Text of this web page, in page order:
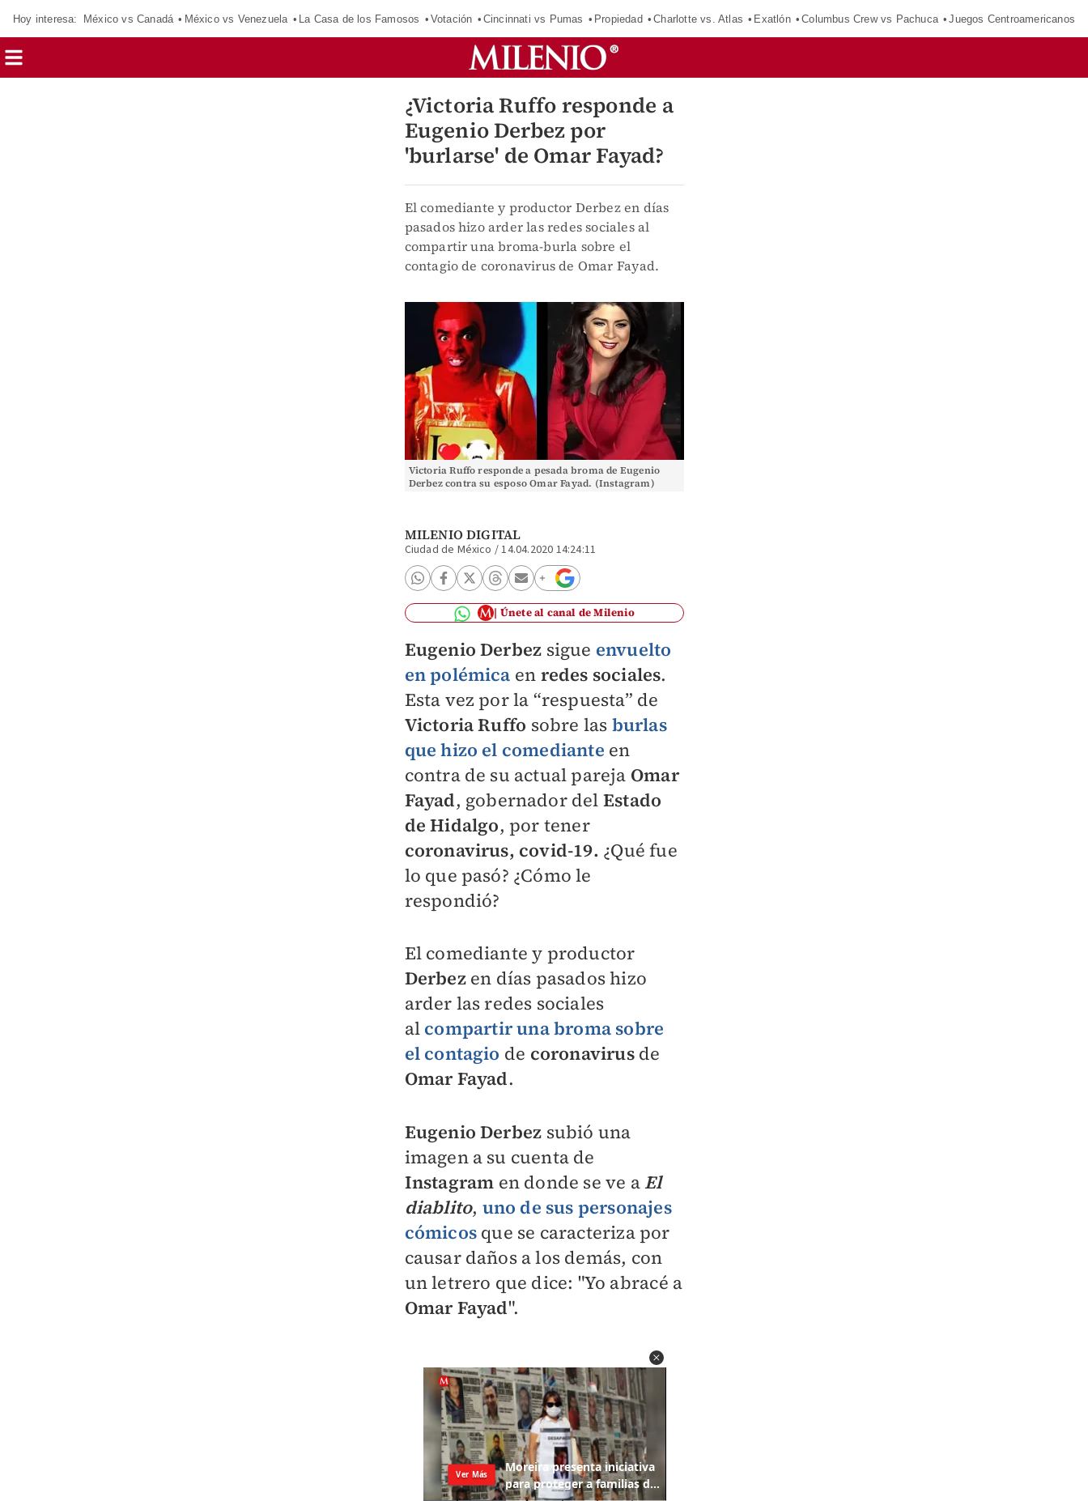
Hoy interesa: México vs Canadá México vs Venezuela La Casa de los Famosos Votación Cincinnati vs Pumas Propiedad Charlotte vs. Atlas Exatlón Columbus Crew vs Pachuca Juegos Centroamericanos
¿Victoria Ruffo responde a
Eugenio Derbez por
'burlarse' de Omar Fayad?
El comediante y productor Derbez en días
pasados hizo arder las redes sociales al
compartir una broma-burla sobre el
contagio de coronavirus de Omar Fayad.
Victoria Ruffo responde a pesada broma de Eugenio
Derbez contra su esposo Omar Fayad. (Instagram)
MILENIO DIGITAL
Ciudad de México /14.04.2020 14:24:11
Únete al canal de Milenio
Eugenio Derbez sigue envuelto
en polémica en redes sociales.
Esta vez por la “respuesta” de
Victoria Ruffo sobre las burlas
que hizo el comediante en
contra de su actual pareja Omar
Fayad, gobernador del Estado
de Hidalgo, por tener
coronavirus, covid-19. ¿Qué fue
lo que pasó? ¿Cómo le
respondió?
El comediante y productor
Derbez en días pasados hizo
arder las redes sociales
al compartir una broma sobre
el contagio de coronavirusde
Omar Fayad.
Eugenio Derbez subió una
imagen a su cuenta de
Instagram en donde se ve a El
diablito, uno de sus personajes
cómicosque se caracteriza por
causar daños a los demás, con
un letrero que dice: "Yo abracé a
Omar Fayad".